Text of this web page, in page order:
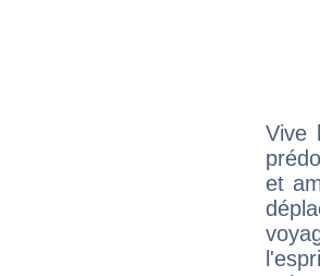
Vive
et